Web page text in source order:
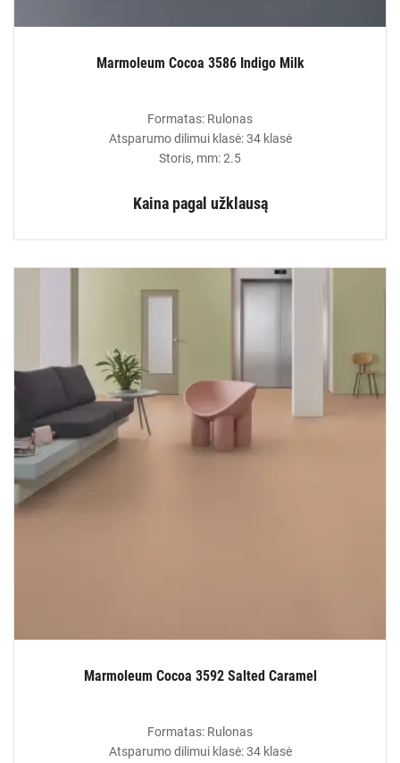
Marmoleum Cocoa 3586 Indigo Milk
Formatas: Rulonas
Atsparumo dilimui klasė: 34 klasė
Storis, mm: 2.5
Kaina pagal užklausą
Marmoleum Cocoa 3592 Salted Caramel
Formatas: Rulonas
Atsparumo dilimui klasė: 34 klasė